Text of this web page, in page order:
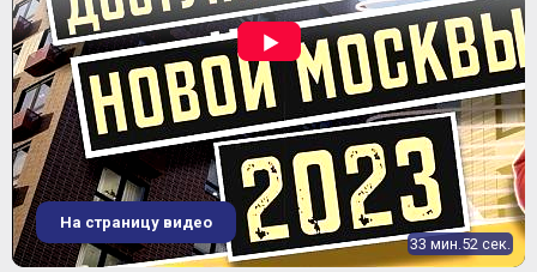
33 мин.52 сек.
На страницу видео